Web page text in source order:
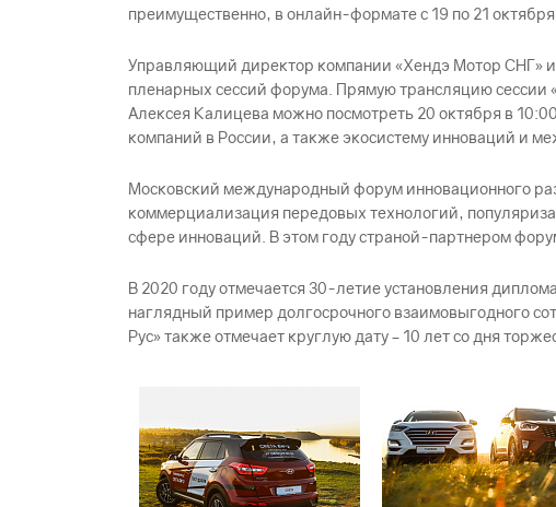
преимущественно, в онлайн-формате с 19 по 21 октября.
Управляющий директор компании «Хендэ Мотор СНГ»
пленарных сессий форума. Прямую трансляцию сессии
Алексея Калицева можно посмотреть 20 октября в
компаний в России, а также экосистему инноваций и
Московский международный форум инновационного
коммерциализация передовых технологий,
сфере инноваций. В этом году страной-партнером
В 2020 году отмечается 30-летие установления
наглядный пример долгосрочного взаимовыгодного
Рус» также отмечает круглую дату – 10 лет со дня